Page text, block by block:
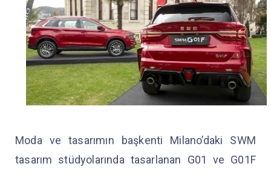
Moda ve tasarımın başkenti Milano’daki SWM
tasarım stüdyolarında tasarlanan G01 ve G01F